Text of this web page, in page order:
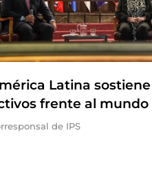
Latina
frente al mundo
de IPS